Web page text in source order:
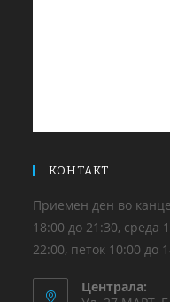
КОНТАКТ
Приемен ден во
18:00 до 21:30, среда
22:00, петок 10:00 до
Централа: